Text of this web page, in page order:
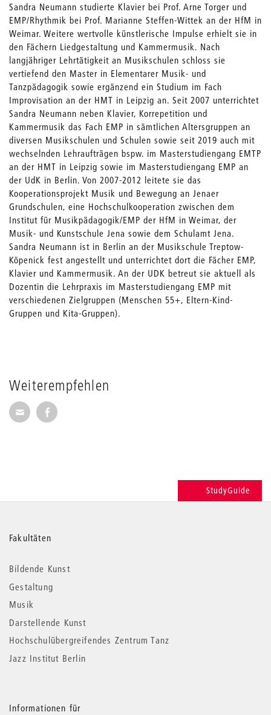
Weiterempfehlen
Seite per E-Mail weiterempfehlen
Seite auf Facebook weiterempfehlen
Sandra Neumann studierte Klavier bei Prof. Arne Torger und
EMP/Rhythmik bei Prof. Marianne Steffen-Wittek an der HfM in
Weimar. Weitere wertvolle künstlerische Impulse erhielt sie in
den Fächern Liedgestaltung und Kammermusik. Nach
langjähriger Lehrtätigkeit an Musikschulen schloss sie
vertiefend den Master in Elementarer Musik- und
Tanzpädagogik sowie ergänzend ein Studium im Fach
Improvisation an der HMT in Leipzig an. Seit 2007 unterrichtet
Sandra Neumann neben Klavier, Korrepetition und
Kammermusik das Fach EMP in sämtlichen Altersgruppen an
diversen Musikschulen und Schulen sowie seit 2019 auch mit
wechselnden Lehraufträgen bspw. im Masterstudiengang EMTP
an der HMT in Leipzig sowie im Masterstudiengang EMP an
der UdK in Berlin. Von 2007-2012 leitete sie das
Kooperationsprojekt Musik und Bewegung an Jenaer
Grundschulen, eine Hochschulkooperation zwischen dem
Institut für Musikpädagogik/EMP der HfM in Weimar, der
Musik- und Kunstschule Jena sowie dem Schulamt Jena.
Sandra Neumann ist in Berlin an der Musikschule Treptow-
Köpenick fest angestellt und unterrichtet dort die Fächer EMP,
Klavier und Kammermusik. An der UDK betreut sie aktuell als
Dozentin die Lehrpraxis im Masterstudiengang EMP mit
verschiedenen Zielgruppen (Menschen 55+, Eltern-Kind-
Gruppen und Kita-Gruppen).
StudyGuide
Weitere
Informationen
Fakultäten
Bildende Kunst
Gestaltung
Musik
Darstellende Kunst
Hochschulübergreifendes Zentrum Tanz
Jazz Institut Berlin
Informationen für